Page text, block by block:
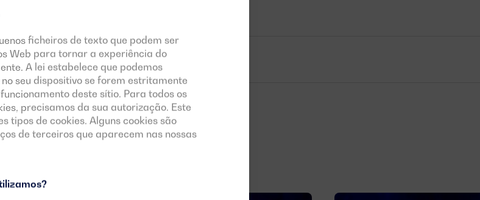
ficheiros de texto que podem ser
Web para tornar a experiência do
A lei estabelece que podemos
seu dispositivo se forem estritamente
deste sítio. Para todos os
precisamos da sua autorização. Este
tipos de cookies. Alguns cookies são
de terceiros que aparecem nas nossas
descarregáveis